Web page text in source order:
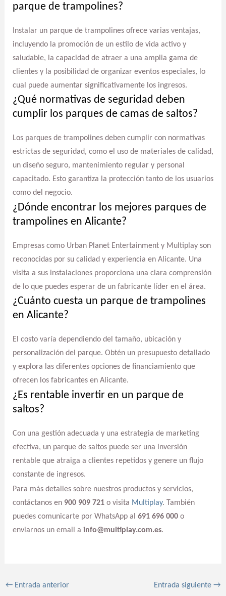
parque de trampolines?
Instalar un parque de trampolines ofrece varias ventajas,
incluyendo la promoción de un estilo de vida activo y
saludable, la capacidad de atraer a una amplia gama de
clientes y la posibilidad de organizar eventos especiales, lo
cual puede aumentar significativamente los ingresos.
¿Qué normativas de seguridad deben
cumplir los parques de camas de saltos?
Los parques de trampolines deben cumplir con normativas
estrictas de seguridad, como el uso de materiales de calidad,
un diseño seguro, mantenimiento regular y personal
capacitado. Esto garantiza la protección tanto de los usuarios
como del negocio.
¿Dónde encontrar los mejores parques de
trampolines en Alicante?
Empresas como Urban Planet Entertainment y Multiplay son
reconocidas por su calidad y experiencia en Alicante. Una
visita a sus instalaciones proporciona una clara comprensión
de lo que puedes esperar de un fabricante líder en el área.
¿Cuánto cuesta un parque de trampolines
en Alicante?
El costo varía dependiendo del tamaño, ubicación y
personalización del parque. Obtén un presupuesto detallado
y explora las diferentes opciones de financiamiento que
ofrecen los fabricantes en Alicante.
¿Es rentable invertir en un parque de
saltos?
Con una gestión adecuada y una estrategia de marketing
efectiva, un parque de saltos puede ser una inversión
rentable que atraiga a clientes repetidos y genere un flujo
constante de ingresos.
Para más detalles sobre nuestros productos y servicios,
contáctanos en 900 909 721o visita Multiplay. También
puedes comunicarte por WhatsApp al 691 696 000o
enviarnos un email a info@multiplay.com.es.
←Entrada anterior Entrada siguiente→